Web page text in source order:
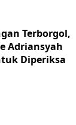
Terborgol,
Adriansyah
Diperiksa